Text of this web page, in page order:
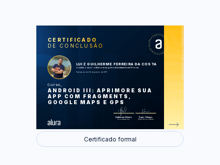
CERTIFICADO
DE CONCLUSÃO
LUIZ GUILHERME FERREIRA DA COSTA
concluiu o curso online com carga horária estimada em 8 horas.
Finalizado em 02 de janeiro de 2017
Curso
ANDROID III: APRIMORE SUA
APP COM FRAGMENTS,
GOOGLE MAPS E GPS
Guilherme Silveira
Coordenador
Paulo Silveira
Chief Vision Officer
LAS
Lidando com telas de tamanhos
diferentes
Trabalhando com mapas
Certificado formal